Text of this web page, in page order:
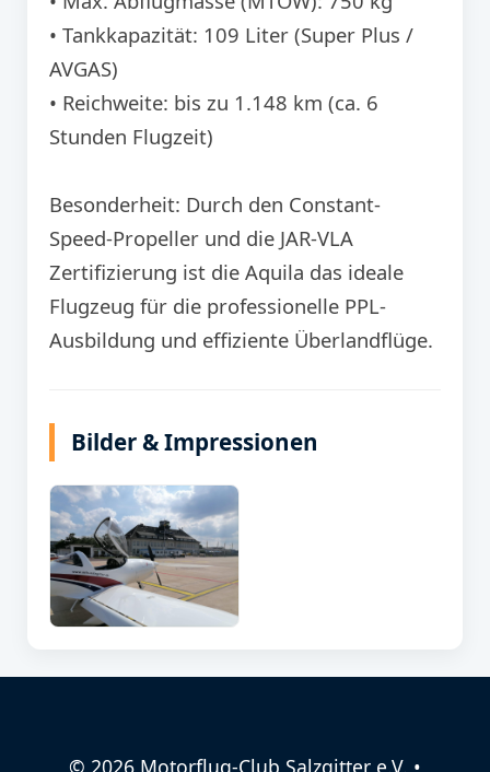
• Tankkapazität: 109 Liter (Super Plus /
AVGAS)
• Reichweite: bis zu 1.148 km (ca. 6
Stunden Flugzeit)
Besonderheit: Durch den Constant-
Speed-Propeller und die JAR-VLA
Zertifizierung ist die Aquila das ideale
Flugzeug für die professionelle PPL-
Ausbildung und effiziente Überlandflüge.
Bilder & Impressionen
© 2026 Motorflug-Club Salzgitter e.V. •